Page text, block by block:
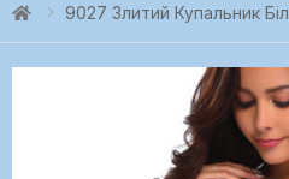
9027 Злитий Купальник